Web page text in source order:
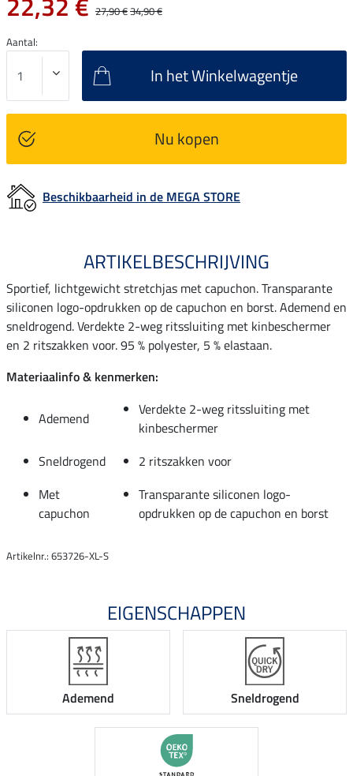
27,90 €34,90 €
Aantal:
In het Winkelwagentje
Nu kopen
Beschikbaarheid in de MEGA STORE
ARTIKELBESCHRIJVING
Sportief, lichtgewicht stretchjas met capuchon. Transparante
siliconen logo-opdrukken op de capuchon en borst. Ademend en
sneldrogend. Verdekte 2-weg ritssluiting met kinbeschermer
en 2 ritszakken voor. 95 % polyester, 5 % elastaan.
Materiaalinfo & kenmerken:
Ademend
Verdekte 2-weg ritssluiting met
kinbeschermer
Sneldrogend
2 ritszakken voor
Met
capuchon
Transparante siliconen logo-
opdrukken op de capuchon en borst
Artikelnr.: 653726-XL-S
EIGENSCHAPPEN
Ademend Sneldrogend